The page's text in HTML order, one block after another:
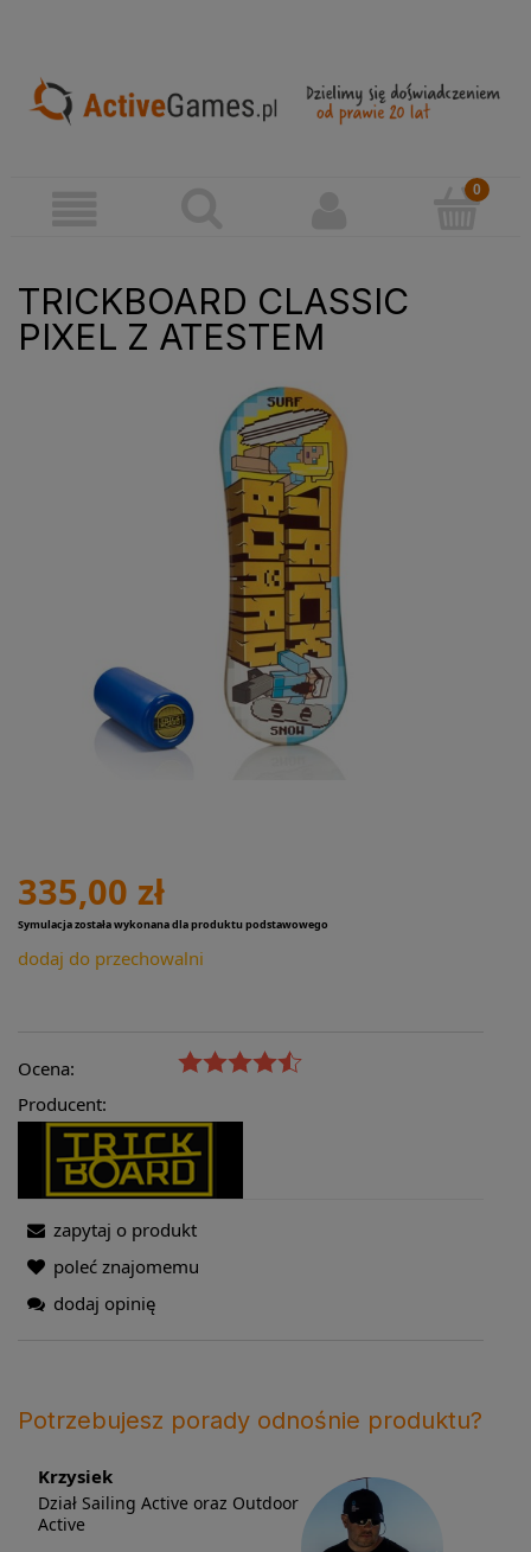
TRICKBOARD CLASSIC
PIXEL Z ATESTEM
335,00 zł
Symulacja została wykonana dla produktu podstawowego
dodaj do przechowalni
Ocena:
Producent:
zapytaj o produkt
poleć znajomemu
dodaj opinię
Potrzebujesz porady odnośnie produktu?
Krzysiek
Dział Sailing Active oraz Outdoor
Active